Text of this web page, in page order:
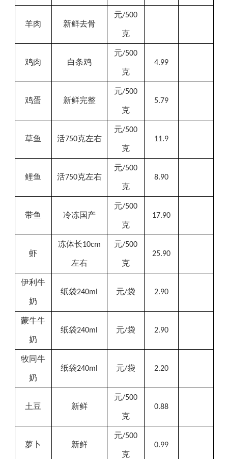
羊肉 新鲜去骨
元/500
克
鸡肉 白条鸡
元/500
克
4.99
鸡蛋 新鲜完整
元/500
克
5.79
草鱼 活750克左右
元/500
克
11.9
鲤鱼 活750克左右
元/500
克
8.90
带鱼 冷冻国产
元/500
克
17.90
虾
冻体长10cm
左右
元/500
克
25.90
伊利 牛
奶
纸袋240ml 元/袋 2.90
蒙牛牛
奶
纸袋240ml 元/袋 2.90
牧同牛
奶
纸袋240ml 元/袋 2.20
土豆 新鲜
元/500
克
0.88
萝卜 新鲜
元/500
克
0.99